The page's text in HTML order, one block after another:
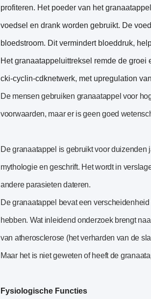
profiteren. Het poeder van het
voedsel en drank worden gebruikt. De
bloedstroom. Dit vermindert bloeddruk,
Het granaatappeluittreksel remde de
cki-cyclin-cdknetwerk, met upregulation
De mensen gebruiken granaatappel voor
voorwaarden, maar er is geen goed
De granaatappel is gebruikt voor
mythologie en geschrift. Het wordt in
andere parasieten dateren.
De granaatappel bevat een
hebben. Wat inleidend onderzoek brengt
van atherosclerose (het verharden van de
Maar het is niet geweten of heeft de
Fysiologische Functies